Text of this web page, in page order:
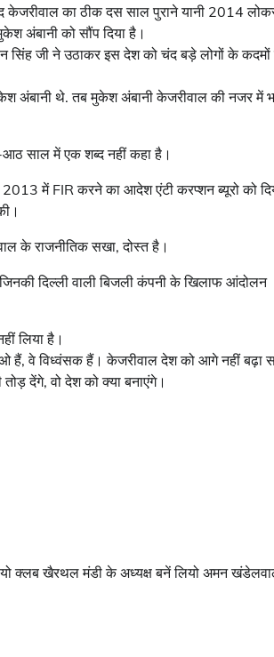
केजरीवाल का ठीक दस साल पुराने यानी 2014
अंबानी को सौंप दिया है।
सिंह जी ने उठाकर इस देश को चंद बड़े लोगों के कदमों
अंबानी थे. तब मुकेश अंबानी केजरीवाल की नजर में
साल में एक शब्द नहीं कहा है।
में FIR करने का आदेश एंटी करप्शन ब्यूरो को
के राजनीतिक सखा, दोस्त है।
दिल्ली वाली बिजली कंपनी के खिलाफ आंदोलन
लिया है।
हैं, वे विध्वंसक हैं। केजरीवाल देश को आगे नहीं बढ़ा
देंगे, वो देश को क्या बनाएंगे।
क्लब खैरथल मंडी के अध्यक्ष बनें लियो अमन